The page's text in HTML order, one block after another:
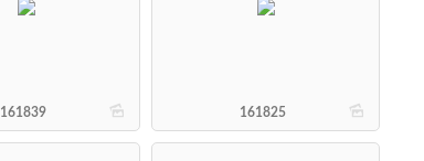
b
161839 b
161825